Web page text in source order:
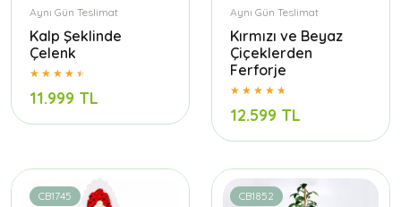
Aynı Gün Teslimat
Kalp Şeklinde
Çelenk
11.999 TL
Aynı Gün Teslimat
Kırmızı ve Beyaz
Çiçeklerden
Ferforje
12.599 TL
CB1745 CB1852